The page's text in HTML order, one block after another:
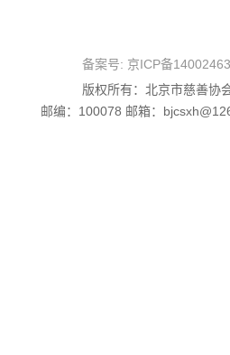
备案号: 京ICP备
版权所有：北京市慈善协
邮编：100078 邮箱：